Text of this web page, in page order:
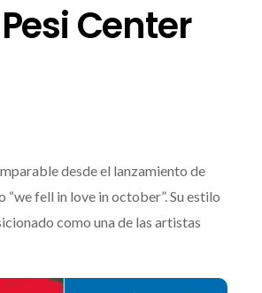
Center
desde el lanzamiento de
fell in love in october”. Su estilo
como una de las artistas